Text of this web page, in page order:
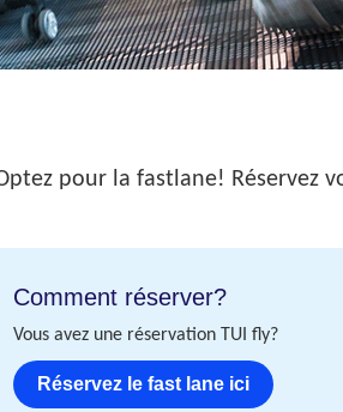
pour la fastlane! Réservez
Comment réserver?
Vous avez une réservation TUI fly?
Réservez le fast lane ici